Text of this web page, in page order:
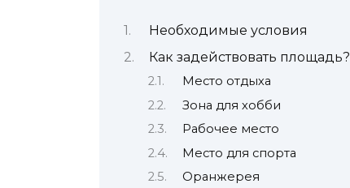
Необходимые условия
Как задействовать площадь?
Место отдыха
Зона для хобби
Рабочее место
Место для спорта
Оранжерея